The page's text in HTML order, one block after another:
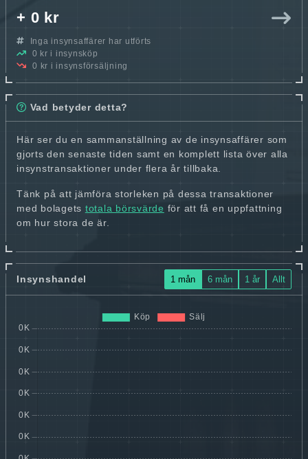
+ 0 kr
Inga insynsaffärer har utförts
0 kr i insynsköp
0 kr i insynsförsäljning
Vad betyder detta?
Här ser du en sammanställning av de insynsaffärer som
gjorts den senaste tiden samt en komplett lista över alla
insynstransaktioner under flera år tillbaka.
Tänk på att jämföra storleken på dessa transaktioner
med bolagets totala börsvärde för att få en uppfattning
om hur stora de är.
Insynshandel 1 mån 6 mån 1 år Allt